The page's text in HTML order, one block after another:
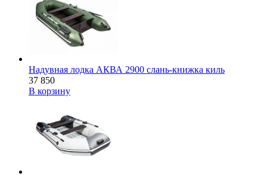
Надувная лодка АКВА 2900 слань-книжка киль
37 850
В корзину